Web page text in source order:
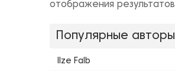
отображения результатов
Популярные авторы
Ilze Falb